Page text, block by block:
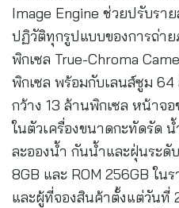
Image Engine ช่วยปรับรา
ปฏิวัติทุกรูปแบบของการถ่า
พิกเซล True-Chroma
พิกเซล พร้อมกับเลนส์ซูม
กว้าง 13 ล้านพิกเซล หน้าจ
ในตัวเครื่องขนาดกะทัดรัด
ละอองน้ำ กันน้ำและฝุ่นระดั
8GB และ ROM 256GB ใ
และผู้ที่จองสินค้าตั้งแต่วันที่